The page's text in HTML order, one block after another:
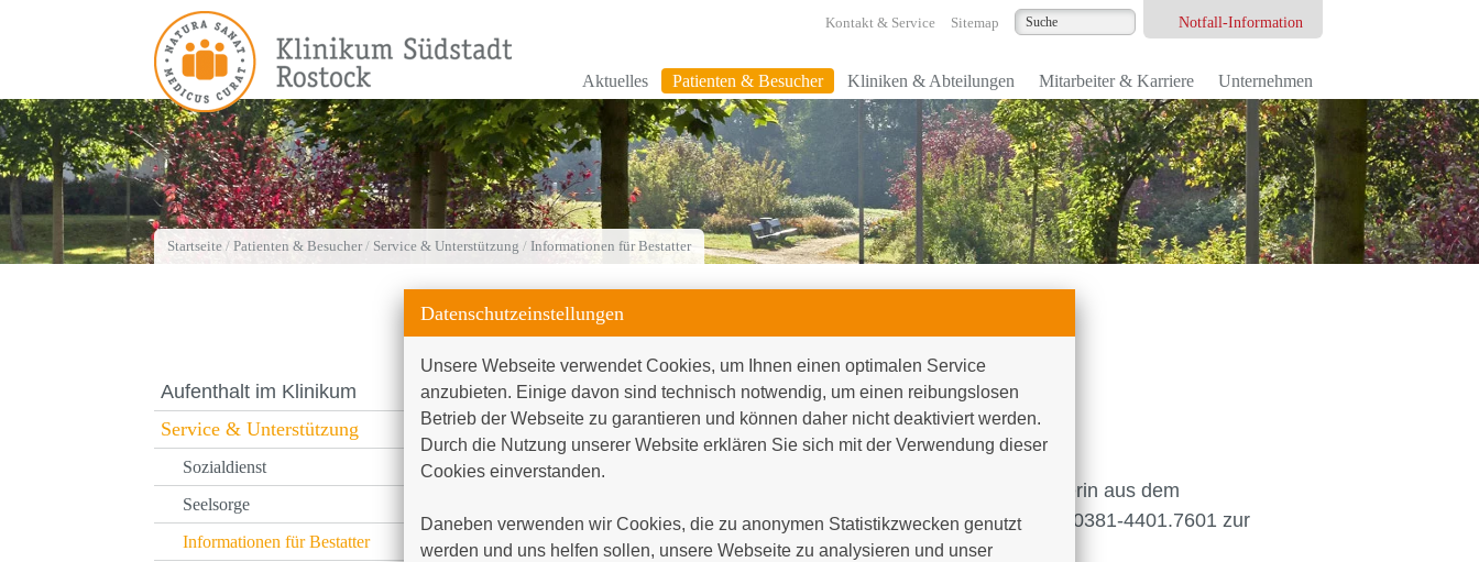
Kontakt & Service Sitemap Notfall-Information
Aktuelles Patienten & Besucher Kliniken & Abteilungen Mitarbeiter & Karriere Unternehmen
Startseite / Patienten & Besucher/ Service & Unterstützung / Informationen für Bestatter
Aufenthalt im Klinikum
Service & Unterstützung
Sozialdienst
Seelsorge
Informationen für Bestatter
Informationen für Bestatter
Geänderte Kassenöffnungszeiten: 08:30 bis 12:00 Uhr
Für Fragen zum Thema steht Ihnen unsere Ansprechpartnerin aus dem
Personenstandswesen Frau Strecke unter der Rufnummer 0381-4401.7601 zur
Verfügung.
Datenschutzeinstellungen
Unsere Webseite verwendet Cookies, um Ihnen einen optimalen Service
anzubieten. Einige davon sind technisch notwendig, um einen reibungslosen
Betrieb der Webseite zu garantieren und können daher nicht deaktiviert werden.
Durch die Nutzung unserer Website erklären Sie sich mit der Verwendung dieser
Cookies einverstanden.
Daneben verwenden wir Cookies, die zu anonymen Statistikzwecken genutzt
werden und uns helfen sollen, unsere Webseite zu analysieren und unser